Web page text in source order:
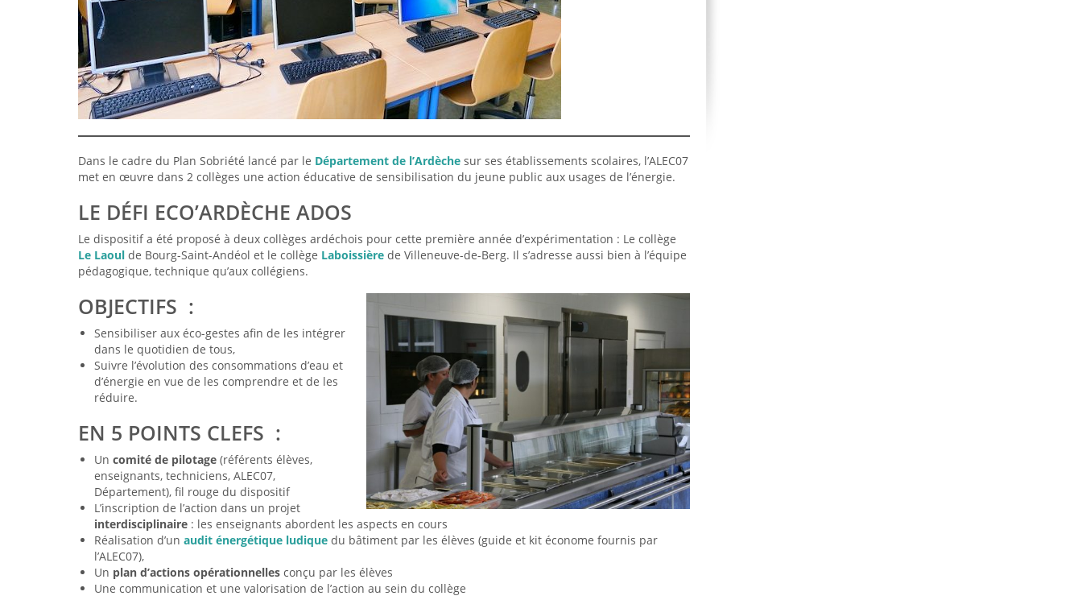
Dans le cadre du Plan Sobriété lancé par le Département de l’Ardèche sur ses établissements scolaires, l’ALEC07
met en œuvre dans 2 collèges une action éducative de sensibilisation du jeune public aux usages de l’énergie.
LE DÉFI ECO’ARDÈCHE ADOS
Le dispositif a été proposé à deux collèges ardéchois pour cette première année d’expérimentation : Le collège
Le Laoul de Bourg-Saint-Andéol et le collège Laboissière de Villeneuve-de-Berg. Il s’adresse aussi bien à l’équipe
pédagogique, technique qu’aux collégiens.
OBJECTIFS :
Sensibiliser aux éco-gestes afin de les intégrer
dans le quotidien de tous,
Suivre l’évolution des consommations d’eau et
d’énergie en vue de les comprendre et de les
réduire.
EN 5 POINTS CLEFS :
Un comité de pilotage (référents élèves,
enseignants, techniciens, ALEC07,
Département), fil rouge du dispositif
L’inscription de l’action dans un projet
interdisciplinaire : les enseignants abordent les aspects en cours
Réalisation d’un audit énergétique ludique du bâtiment par les élèves (guide et kit économe fournis par
l’ALEC07),
Un plan d’actions opérationnelles conçu par les élèves
Une communication et une valorisation de l’action au sein du collège